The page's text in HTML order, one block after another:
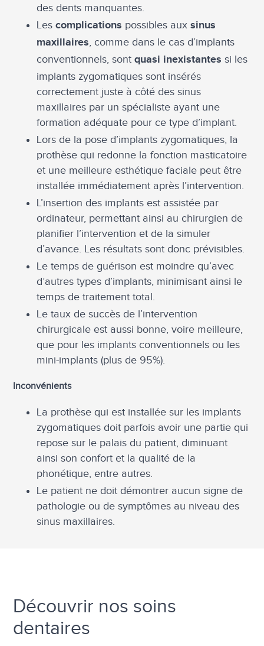
des dents manquantes.
Lescomplications possibles auxsinus
maxillaires, comme dans le cas d’implants
conventionnels, sontquasi inexistantes si les
implants zygomatiques sont insérés
correctement juste à côté des sinus
maxillaires par un spécialiste ayant une
formation adéquate pour ce type d’implant.
Lors de la pose d’implants zygomatiques, la
prothèse qui redonne la fonction masticatoire
et une meilleure esthétique faciale peut être
installée immédiatement après l’intervention.
L’insertion des implants est assistée par
ordinateur, permettant ainsi au chirurgien de
planifier l’intervention et de la simuler
d’avance. Les résultats sont donc prévisibles.
Le temps de guérison est moindre qu’avec
d’autres types d’implants, minimisant ainsi le
temps de traitement total.
Le taux de succès de l’intervention
chirurgicale est aussi bonne, voire meilleure,
que pour les implants conventionnels ou les
mini-implants (plus de 95%).
Inconvénients
La prothèse qui est installée sur les implants
zygomatiques doit parfois avoir une partie qui
repose sur le palais du patient, diminuant
ainsi son confort et la qualité de la
phonétique, entre autres.
Le patient ne doit démontrer aucun signe de
pathologie ou de symptômes au niveau des
sinus maxillaires.
Découvrir nos soins
dentaires